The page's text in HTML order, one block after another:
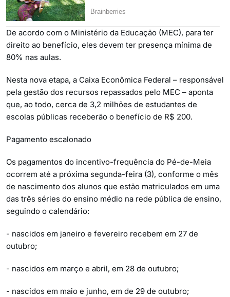
De acordo com o Ministério da Educação (MEC), para ter
direito ao benefício, eles devem ter presença mínima de
80% nas aulas.
Nesta nova etapa, a Caixa Econômica Federal – responsável
pela gestão dos recursos repassados pelo MEC – aponta
que, ao todo, cerca de 3,2 milhões de estudantes de
escolas públicas receberão o benefício de R$ 200.
Pagamento escalonado
Os pagamentos do incentivo-frequência do Pé-de-Meia
ocorrem até a próxima segunda-feira (3), conforme o mês
de nascimento dos alunos que estão matriculados em uma
das três séries do ensino médio na rede pública de ensino,
seguindo o calendário:
- nascidos em janeiro e fevereiro recebem em 27 de
outubro;
- nascidos em março e abril, em 28 de outubro;
- nascidos em maio e junho, em de 29 de outubro;